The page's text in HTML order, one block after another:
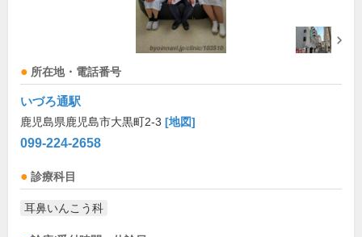
所在地・電話番号
いづろ通駅
鹿児島県鹿児島市大黒町2-3 [地図]
099-224-2658
診療科目
耳鼻いんこう科